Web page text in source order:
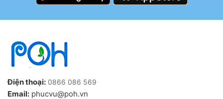
Điện thoại: 0866 086 569
Email: phucvu@poh.vn